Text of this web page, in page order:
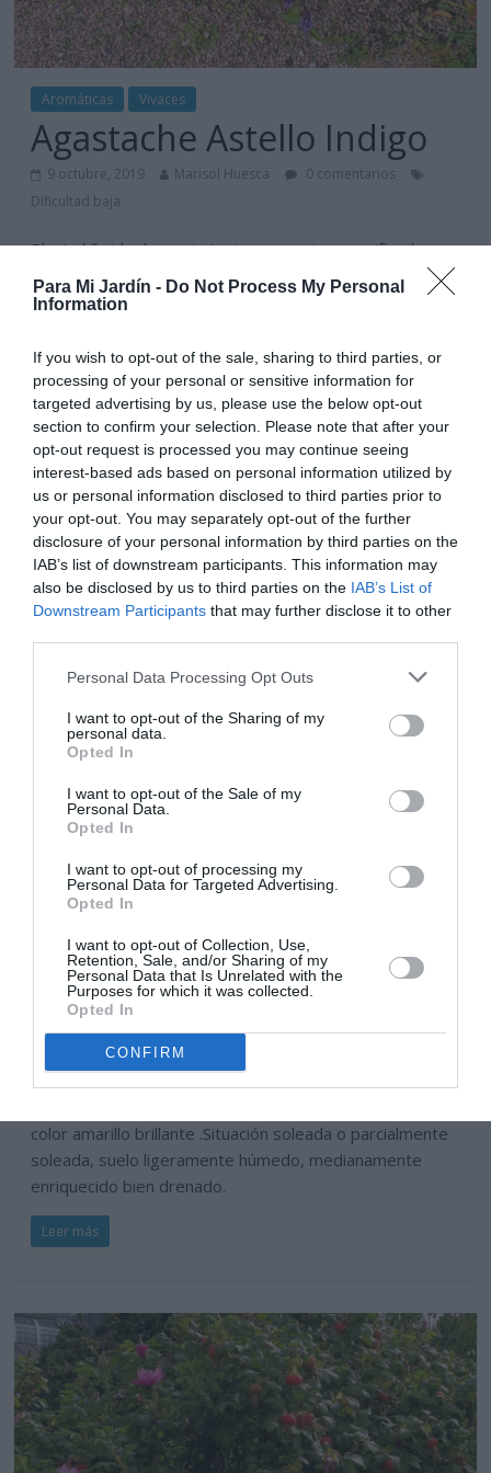
Para Mi Jardín - Do Not Process My Personal
Information
If you wish to opt-out of the sale, sharing to third parties, or
processing of your personal or sensitive information for
targeted advertising by us, please use the below opt-out
section to confirm your selection. Please note that after your
opt-out request is processed you may continue seeing
interest-based ads based on personal information utilized by
us or personal information disclosed to third parties prior to
your opt-out. You may separately opt-out of the further
disclosure of your personal information by third parties on the
IAB’s list of downstream participants. This information may
also be disclosed by us to third parties on the IAB’s List of
Downstream Participants that may further disclose it to other
Personal Data Processing Opt Outs
I want to opt-out of the Sharing of my
personal data.
Opted In
I want to opt-out of the Sale of my
Personal Data.
Opted In
I want to opt-out of processing my
Personal Data for Targeted Advertising.
Opted In
I want to opt-out of Collection, Use,
Retention, Sale, and/or Sharing of my
Personal Data that Is Unrelated with the
Purposes for which it was collected.
Opted In
CONFIRM
Aromáticas Vivaces
Agastache Astello Indigo
9 octubre, 2019 Marisol Huesca
0 comentarios
Dificultad baja
Planta híbrida de crecimiento compacto y ramificado.
Hojas de apariencia rugosa, de color verde. Florece en
verano, flores pequeñas de color azul purpura, reunidas
Situación soleada, suelo rico en nutrientes, arenoso,
húmedo y bien drenado.
Leer más
Vivaces
Rudbeckia Lanceolata
Hortensia-Rudbeckia
Laciniata Goldball
7 octubre, 2019 Marisol Huesca
0 comentarios
Dificultad baja
Planta herbácea de grandes dimensiones. Hojas de
color verde muy divididas en segmentos ovales y
color amarillo brillante .Situación soleada o parcialmente
soleada, suelo ligeramente húmedo, medianamente
enriquecido bien drenado.
Leer más